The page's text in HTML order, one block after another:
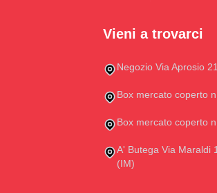
Vieni a trovarci
Negozio Via Aprosio
Box mercato coperto
Box mercato coperto
A' Butega Via Maraldi
(IM)